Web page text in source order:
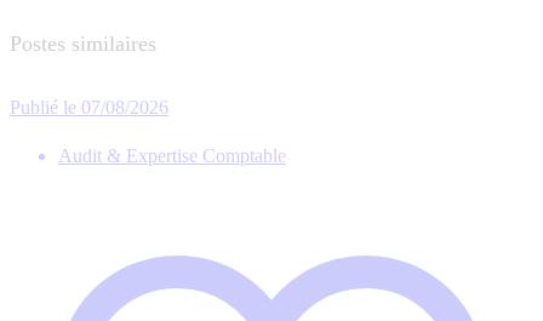
Postes similaires
Publié le 07/08/2026
Audit & Expertise Comptable